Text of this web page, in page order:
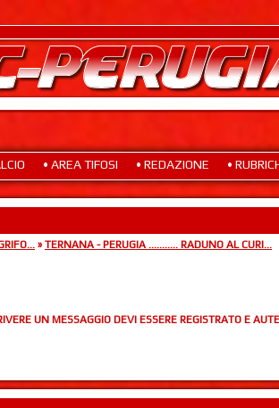
• AREA TIFOSI • REDAZIONE •
» TERNANA - PERUGIA ........... RADUNO AL CURI...
UN MESSAGGIO DEVI ESSERE REGISTRATO E